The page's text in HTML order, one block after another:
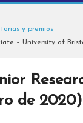
y premios
– University of
de 2020)